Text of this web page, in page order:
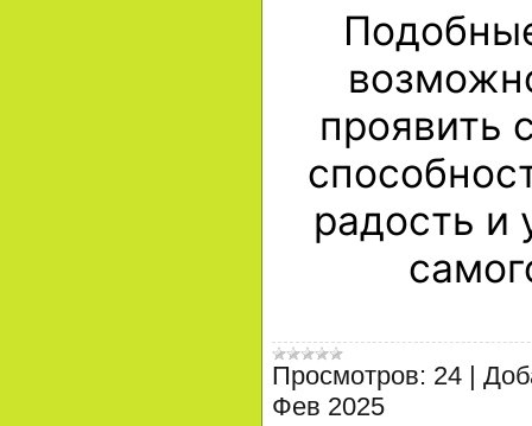
проявить
радость и
Просмотров: 24
Фев 2025